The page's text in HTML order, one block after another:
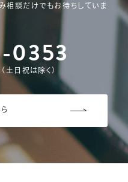
相談だけでもお待ちしていま
0353